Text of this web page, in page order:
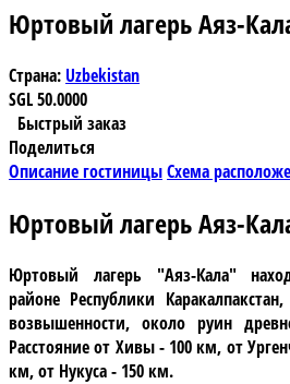
Юртовый лагерь Аяз-
Страна: Uzbekistan
SGL50.0000
Быстрый заказ
Поделиться
Описание гостиницыСхема
Юртовый лагерь Аяз-
Юртовый лагерь "Аяз-Кала"
районе Республики
возвышенности, около руин
Расстояние от Хивы - 100 км, от
км, от Нукуса - 150 км.